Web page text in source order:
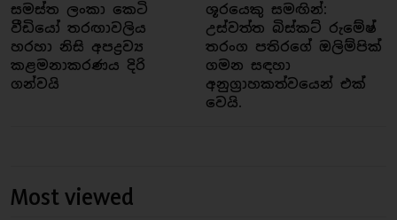
සමස්ත ලංකා කෙටි
වීඩියෝ තරඟාවලිය
හරහා නිසි අපද්‍රව්‍ය
කළමනාකරණය දිරි
ගන්වයි
ශූරයෙකු සමඟින්:
උස්වත්ත බිස්කට් රුමේෂ්
තරංග පතිරගේ ඔලිම්පික්
ගමන සඳහා
අනුග්‍රාහකත්වයෙන් එක්
වෙයි.
Most viewed